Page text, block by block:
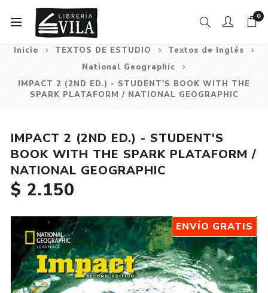
0
Inicio TEXTOS DE ESTUDIO
Textos de Inglés
National Geographic
IMPACT 2 (2ND ED.) - STUDENT'S BOOK WITH THE
SPARK PLATAFORM / NATIONAL GEOGRAPHIC
ENVÍO GRATIS
IMPACT 2 (2ND ED.) - STUDENT'S
BOOK WITH THE SPARK PLATAFORM /
NATIONAL GEOGRAPHIC
$ 2.150